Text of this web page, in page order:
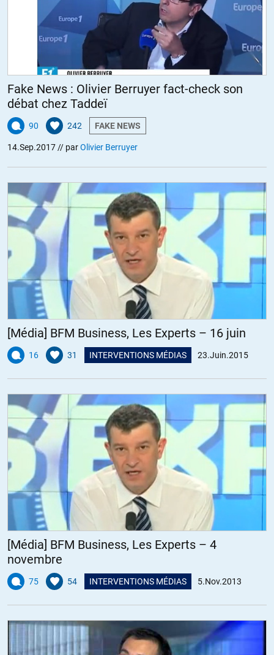
Fake News : Olivier Berruyer fact-check son
débat chez Taddeï
90 242 FAKE NEWS
14.Sep.2017// parOlivier Berruyer
[Média] BFM Business, Les Experts – 16 juin
16 31 INTERVENTIONS MÉDIAS 23.Juin.2015
[Média] BFM Business, Les Experts – 4
novembre
75 54 INTERVENTIONS MÉDIAS 5.Nov.2013